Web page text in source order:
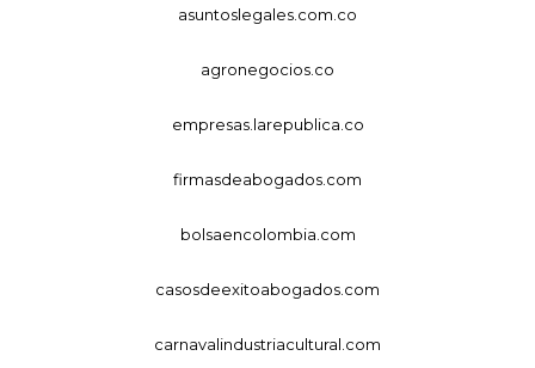
asuntoslegales.com.co
agronegocios.co
empresas.larepublica.co
firmasdeabogados.com
bolsaencolombia.com
casosdeexitoabogados.com
carnavalindustriacultural.com